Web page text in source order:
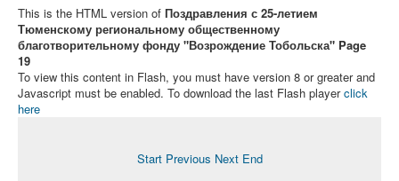
This is the HTML version of Поздравления с 25-летием
Тюменскому региональному общественному
благотворительному фонду "Возрождение Тобольска" Page
19
To view this content in Flash, you must have version 8 or greater and
Javascript must be enabled. To download the last Flash playerclick
here
Start Previous Next End